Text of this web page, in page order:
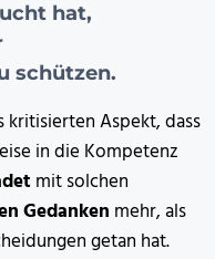
hat,
schützen.
kritisierten Aspekt, dass
in die Kompetenz
mit solchen
Gedanken mehr, als
getan hat.